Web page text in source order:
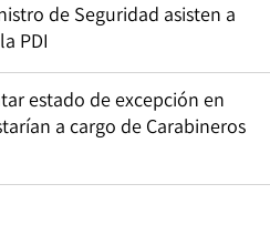
de Seguridad asisten a
PDI
estado de excepción en
a cargo de Carabineros